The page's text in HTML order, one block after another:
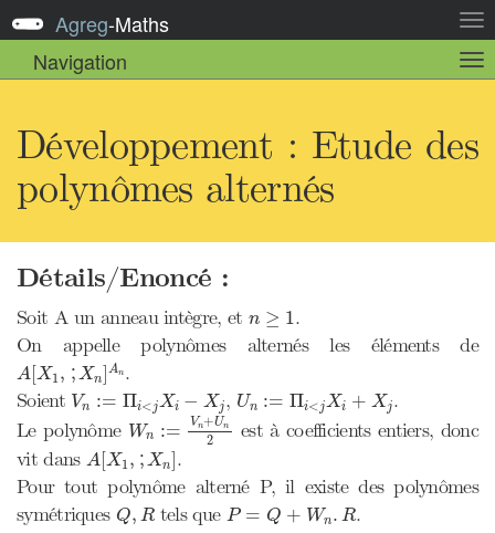
la
Agreg-Maths
Navigation
la
Développement : Etude des
polynômes alternés
Détails/Enoncé :
Soit A un anneau intègre, et n ≥ 1
n ≥1
.
On appelle polynômes alternés les éléments de
A[X1 , ˙,Xn] An
A [X1 ˙ Xn ] A .
Soient Vn := Πi<jXi − Xj
Vn := Πi< Xi Xj , Un := Πi<jXi + Xj
Un := Πi< Xi +X j
.
Le polynôme Wn := Vn+Un
2
Wn :=Vn+U 2
est à coefficients entiers, donc
vit dans A[X1, ˙
, Xn]
A [X1 ,˙ Xn].
Pour tout polynôme alterné P, il existe des polynômes
symétriques Q, R
Q Rtels que P = Q + Wn. R
P=Q+ W n.R .